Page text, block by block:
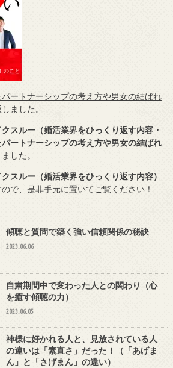
ートナーシップの考え方や男女の結ばれ
ました。
スルー（婚活業界をひっくり返す内容・
ートナーシップの考え方や男女の結ばれ
した。
スルー（婚活業界をひっくり返す内容）
で、是非手元に置いてご覧ください！
傾聴と質問で築く強い信頼関係の秘訣
2023.06.06
自粛期間中で変わった人との関わり（心
を癒す傾聴の力）
2023.06.05
神様に好かれる人と、見放されている人
の違いは「素直さ」だった！（「あげま
ん」と「さげまん」の違い）